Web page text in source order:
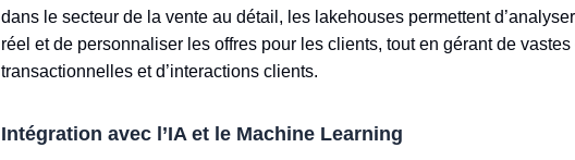
dans le secteur de la vente au détail, les lakehouses permettent
réel et de personnaliser les offres pour les clients, tout en gérant de
transactionnelles et d’interactions clients.
Intégration avec l’IA et le Machine Learning